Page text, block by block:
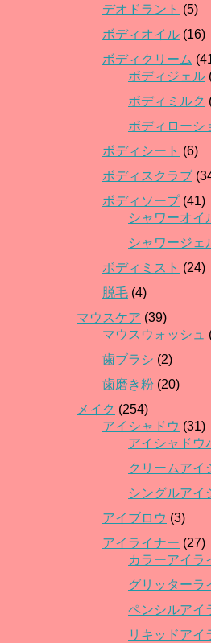
デオドラント (5)
ボディオイル (16)
ボディクリーム
ボディジェル
ボディミルク
ボディローシ
ボディシート (6)
ボディスクラブ
ボディソープ(41)
シャワーオイ
シャワージェ
ボディミスト (24)
脱毛 (4)
マウスケア (39)
マウスウォッシュ
歯ブラシ (2)
歯磨き粉 (20)
メイク (254)
アイシャドウ (31)
アイシャドウ
クリームアイ
シングルアイ
アイブロウ (3)
アイライナー (27)
カラーアイラ
グリッターラ
ペンシルアイ
リキッドアイ